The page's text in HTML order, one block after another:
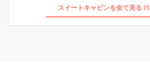
スイートキャビンを全て見る